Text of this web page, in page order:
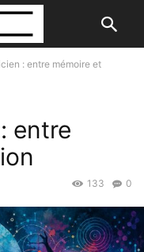
: entre mémoire et
entre
0
133